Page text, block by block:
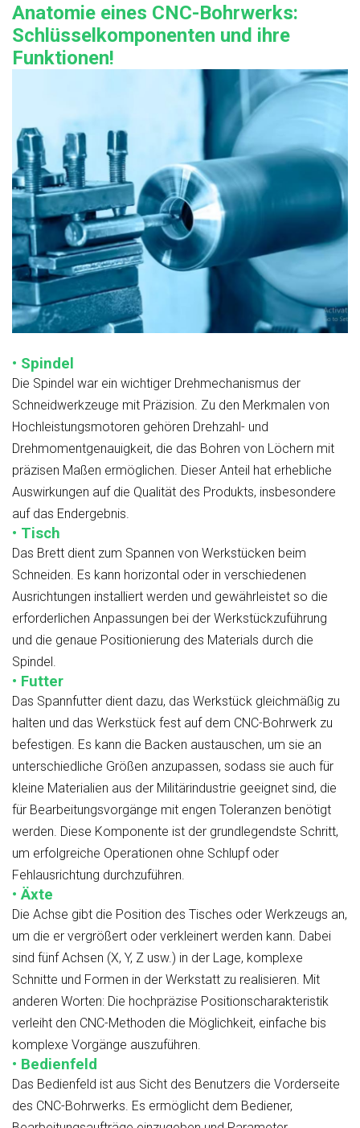
Anatomie eines CNC-Bohrwerks:
Schlüsselkomponenten und ihre
Funktionen!
• Spindel
Die Spindel war ein wichtiger Drehmechanismus der
Schneidwerkzeuge mit Präzision. Zu den Merkmalen von
Hochleistungsmotoren gehören Drehzahl- und
Drehmomentgenauigkeit, die das Bohren von Löchern mit
präzisen Maßen ermöglichen. Dieser Anteil hat erhebliche
Auswirkungen auf die Qualität des Produkts, insbesondere
auf das Endergebnis.
• Tisch
Das Brett dient zum Spannen von Werkstücken beim
Schneiden. Es kann horizontal oder in verschiedenen
Ausrichtungen installiert werden und gewährleistet so die
erforderlichen Anpassungen bei der Werkstückzuführung
und die genaue Positionierung des Materials durch die
Spindel.
• Futter
Das Spannfutter dient dazu, das Werkstück gleichmäßig zu
halten und das Werkstück fest auf dem CNC-Bohrwerk zu
befestigen. Es kann die Backen austauschen, um sie an
unterschiedliche Größen anzupassen, sodass sie auch für
kleine Materialien aus der Militärindustrie geeignet sind, die
für Bearbeitungsvorgänge mit engen Toleranzen benötigt
werden. Diese Komponente ist der grundlegendste Schritt,
um erfolgreiche Operationen ohne Schlupf oder
Fehlausrichtung durchzuführen.
• Äxte
Die Achse gibt die Position des Tisches oder Werkzeugs an,
um die er vergrößert oder verkleinert werden kann. Dabei
sind fünf Achsen (X, Y, Z usw.) in der Lage, komplexe
Schnitte und Formen in der Werkstatt zu realisieren. Mit
anderen Worten: Die hochpräzise Positionscharakteristik
verleiht den CNC-Methoden die Möglichkeit, einfache bis
komplexe Vorgänge auszuführen.
• Bedienfeld
Das Bedienfeld ist aus Sicht des Benutzers die Vorderseite
des CNC-Bohrwerks. Es ermöglicht dem Bediener,